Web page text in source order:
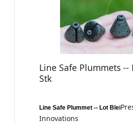
Line Safe Plummets
Stk
Line Safe Plummet -- Lot Blei
Innovations